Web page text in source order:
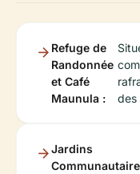
Refuge de
Randonnée
et Café
Maunula :
des
Jardins